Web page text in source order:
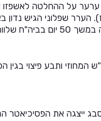
ערער על ההחלטה לאשפזו
הערר שפלוני הגיש נדון
שלוותא.
המחוזי ותבע פיצוי